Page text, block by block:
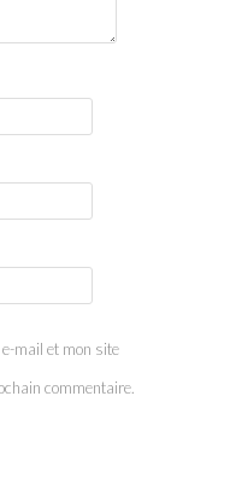
mail et mon site
commentaire.